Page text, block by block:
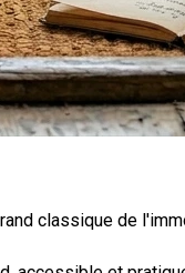
classique de